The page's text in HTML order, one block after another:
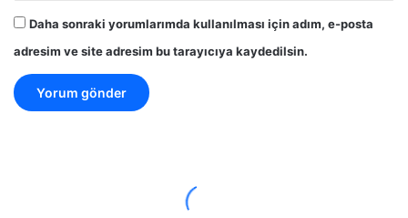
Daha sonraki yorumlarımda kullanılması için adım, e-posta
adresim ve site adresim bu tarayıcıya kaydedilsin.